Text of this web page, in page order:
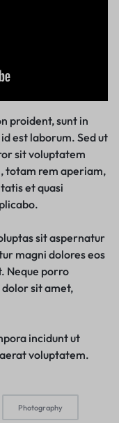
proident, sunt in
est laborum. Sed ut
sit voluptatem
totam rem aperiam,
et quasi
sit aspernatur
magni dolores eos
Neque porro
dolor sit amet,
incidunt ut
voluptatem.
Photography